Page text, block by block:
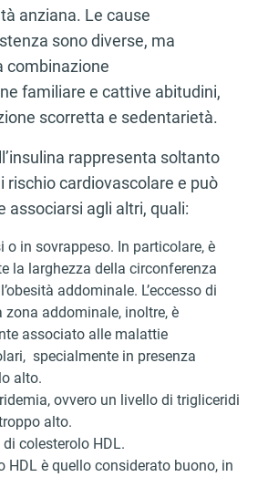
anziana. Le cause
sono diverse, ma
combinazione
familiare e cattive abitudini,
scorretta e sedentarietà.
rappresenta soltanto
rischio cardiovascolare e può
associarsi agli altri, quali:
o in sovrappeso. In particolare, è
la larghezza della circonferenza
addominale. L’eccesso di
zona addominale, inoltre, è
associato alle malattie
specialmente in presenza
alto.
ovvero un livello di trigliceridi
alto.
colesterolo HDL.
HDL è quello considerato buono, in